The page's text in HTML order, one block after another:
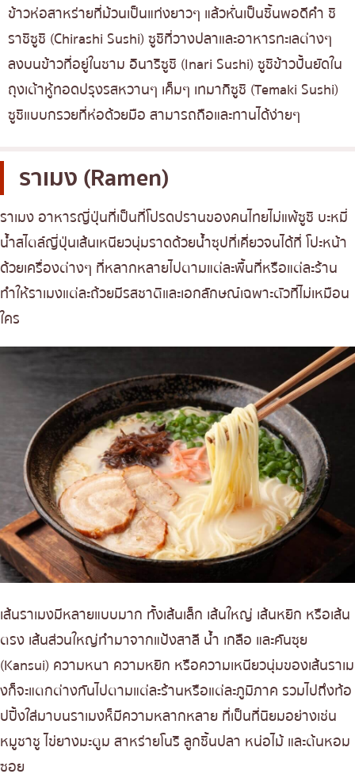
ข้าวห่อสาหร่ายที่ม้วนเป็นแท่งยาวๆ แล้วหั่นเป็นชิ้นพอดีคำ ชิ
ราชิซูชิ (Chirashi Sushi) ซูชิที่วางปลาและอาหารทะเลต่างๆ
ลงบนข้าวที่อยู่ในชาม อินาริซูชิ (Inari Sushi) ซูชิข้าวปั้นยัดใน
ถุงเต้าหู้ทอดปรุงรสหวานๆ เค็มๆ เทมากิซูชิ (Temaki Sushi)
ซูชิแบบกรวยที่ห่อด้วยมือ สามารถถือและทานได้ง่ายๆ
ราเมง (Ramen)
ราเมง อาหารญี่ปุ่นที่เป็นที่โปรดปรานของคนไทยไม่แพ้ซูชิ บะหมี่
น้ำสไตล์ญี่ปุ่นเส้นเหนียวนุ่มราดด้วยน้ำซุปที่เคี่ยวจนได้ที่ โปะหน้า
ด้วยเครื่องต่างๆ ที่หลากหลายไปตามแต่ละพื้นที่หรือแต่ละร้าน
ทำให้ราเมงแต่ละถ้วยมีรสชาติและเอกลักษณ์เฉพาะตัวที่ไม่เหมือน
ใคร
เส้นราเมงมีหลายแบบมาก ทั้งเส้นเล็ก เส้นใหญ่ เส้นหยิก หรือเส้น
ตรง เส้นส่วนใหญ่ทำมาจากแป้งสาลี น้ำ เกลือ และคันซุย
(Kansui) ความหนา ความหยิก หรือความเหนียวนุ่มของเส้นราเม
งก็จะแตกต่างกันไปตามแต่ละร้านหรือแต่ละภูมิภาค รวมไปถึงท้อ
ปปิ้งใส่มาบนราเมงห็มีความหลากหลาย ที่เป็นที่นิยมอย่างเช่น
หมูชาชู ไข่ยางมะตูม สาหร่ายโนริ ลูกชิ้นปลา หน่อไม้ และต้นหอม
ซอย